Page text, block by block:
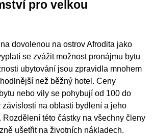
pro velkou
dovolenou na ostrov Afrodita jako
se zvážit možnost pronájmu bytu
ubytování jsou zpravidla mnohem
než běžný hotel. Ceny
nebo vily se pohybují od 100 do
závislosti na oblasti bydlení a jeho
Rozdělení této částky na všechny členy
ušetřit na životních nákladech.